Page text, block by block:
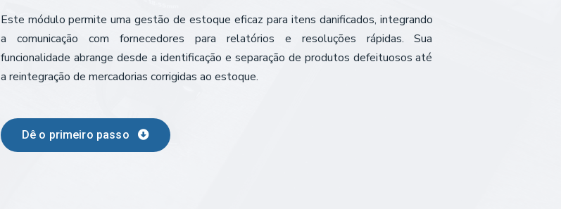
Este módulo permite uma gestão de estoque eficaz para itens danificados, integrando
a comunicação com fornecedores para relatórios e resoluções rápidas. Sua
funcionalidade abrange desde a identificação e separação de produtos defeituosos até
a reintegração de mercadorias corrigidas ao estoque.
Dê o primeiro passo